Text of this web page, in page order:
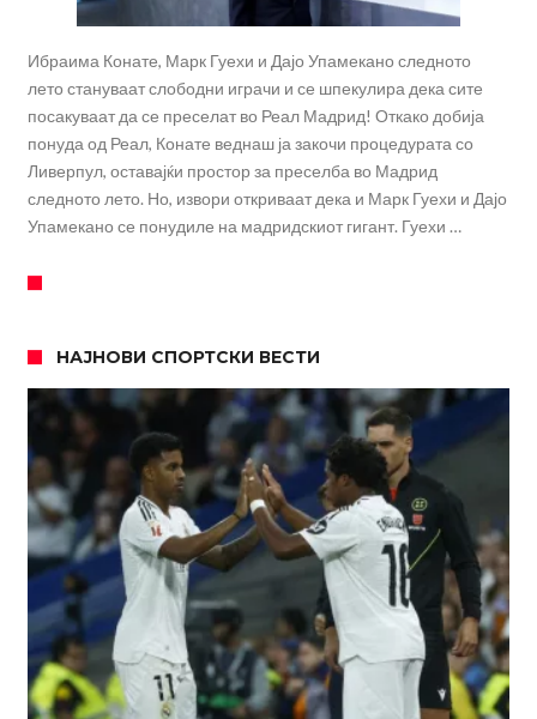
Ибраима Конате, Марк Гуехи и Дајо Упамекано следното
лето стануваат слободни играчи и се шпекулира дека сите
посакуваат да се преселат во Реал Мадрид! Откако добија
понуда од Реал, Конате веднаш ја закочи процедурата со
Ливерпул, оставајќи простор за преселба во Мадрид
следното лето. Но, извори откриваат дека и Марк Гуехи и Дајо
Упамекано се понудиле на мадридскиот гигант. Гуехи …
НАЈНОВИ СПОРТСКИ ВЕСТИ